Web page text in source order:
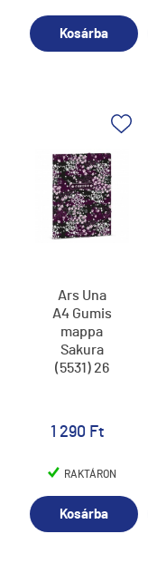
Kosárba
Ars Una
A4 Gumis
mappa
Sakura
(5531) 26
1 290 Ft
RAKTÁRON
Kosárba